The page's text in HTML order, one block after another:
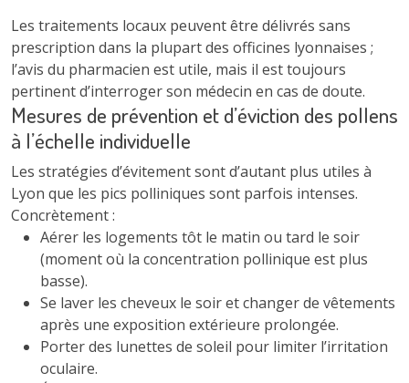
Les traitements locaux peuvent être délivrés sans
prescription dans la plupart des officines lyonnaises ;
l’avis du pharmacien est utile, mais il est toujours
pertinent d’interroger son médecin en cas de doute.
Mesures de prévention et d’éviction des pollens
à l’échelle individuelle
Les stratégies d’évitement sont d’autant plus utiles à
Lyon que les pics polliniques sont parfois intenses.
Concrètement :
Aérer les logements tôt le matin ou tard le soir
(moment où la concentration pollinique est plus
basse).
Se laver les cheveux le soir et changer de vêtements
après une exposition extérieure prolongée.
Porter des lunettes de soleil pour limiter l’irritation
oculaire.